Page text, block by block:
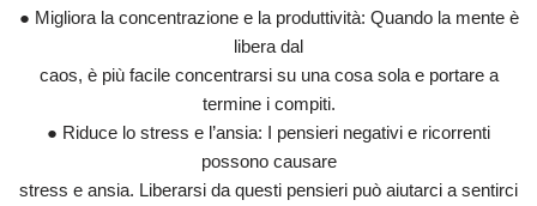
● Migliora la concentrazione e la produttività: Quando la mente è
libera dal
caos, è più facile concentrarsi su una cosa sola e portare a
termine i compiti.
● Riduce lo stress e l’ansia: I pensieri negativi e ricorrenti
possono causare
stress e ansia. Liberarsi da questi pensieri può aiutarci a sentirci